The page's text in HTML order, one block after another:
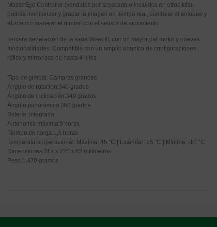
MasterEye Controller (vendidos por separado o incluidos en otros kits),
podrás monitorizar y grabar la imagen en tiempo real, controlar el enfoque y
el zoom o manejar el gimbal con el sensor de movimiento
Tercera generación de la saga Weebill, con un mayor par motor y nuevas
funcionalidades. Compatible con un amplio abanico de configuraciones
réflex y mirrorless de hasta 4 kilos
Tipo de gimbal: Cámaras grandes
Ángulo de rotación:340 grados
Ángulo de inclinación:340 grados
Ángulo panorámico:360 grados
Batería: Integrada
Autonomía máxima:9 horas
Tiempo de carga:1,6 horas
Temperatura operacional: Máxima: 45 °C | Estándar: 25 °C | Mínima: -10 °C
Dimensiones:319 x 225 x 62 milímetros
Peso:1.470 gramos